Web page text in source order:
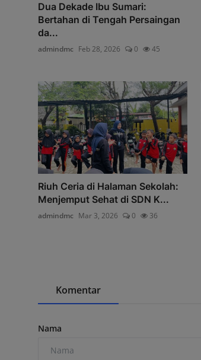
Dua Dekade Ibu Sumari:
Bertahan di Tengah Persaingan
da...
admindmc Feb 28, 2026 0 45
Riuh Ceria di Halaman Sekolah:
Menjemput Sehat di SDN K...
admindmc Mar 3, 2026 0 36
Komentar
Nama